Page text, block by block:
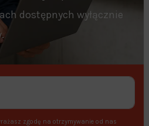
dostępnych wyłącznie
zgodę na otrzymywanie od nas